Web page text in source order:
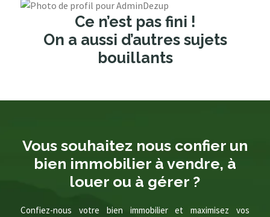
Ce n’est pas fini !
On a aussi d’autres sujets
bouillants
Vous souhaitez nous confier un
bien immobilier à vendre, à
louer ou à gérer ?
Confiez-nous votre bien immobilier et maximisez vos